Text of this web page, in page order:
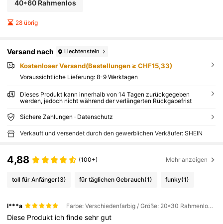
40*60 Rahmenlos
28 übrig
Versand nach Liechtenstein
Kostenloser Versand(Bestellungen ≥ CHF15,33)
Voraussichtliche Lieferung: 8-9 Werktagen
Dieses Produkt kann innerhalb von 14 Tagen zurückgegeben
werden, jedoch nicht während der verlängerten Rückgabefrist
Sichere Zahlungen · Datenschutz
Verkauft und versendet durch den gewerblichen Verkäufer: SHEIN
4,88 (100+) Mehr anzeigen
toll für Anfänger(3) für täglichen Gebrauch(1) funky(1)
l***a Farbe: Verschiedenfarbig / Größe: 20*30 Rahmenlos / Muster: A
Diese Produkt ichfindesehrgut